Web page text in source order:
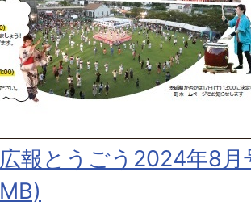
広報とうごう2024年8月
MB)